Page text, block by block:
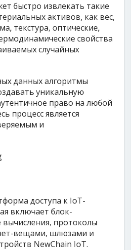
быстро извлекать такие
активов, как вес,
текстура, оптические,
свойства
случайных
данных алгоритмы
уникальную
право на любой
процесс является
и
доступа к IoT-
включает блок-
протоколы
вещами, шлюзами и
NewChain IoT.